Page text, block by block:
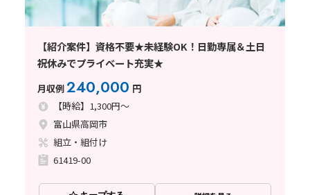
【紹介案件】資格不要★未経験OK！日勤専属＆土日
祝休みでプライベート充実★
月収例240,000 円
【時給】1,300円～
富山県高岡市
組立・組付け
61419-00